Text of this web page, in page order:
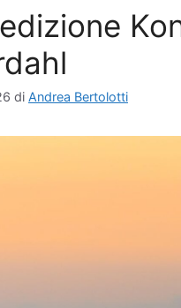
di Andrea Bertolotti